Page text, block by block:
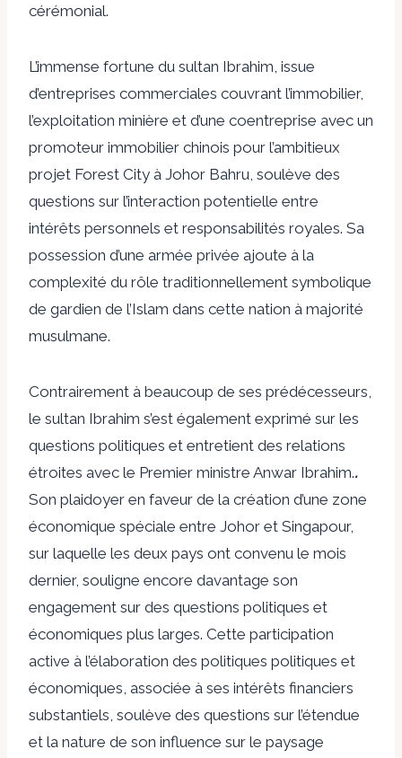
cérémonial.
L’immense fortune du sultan Ibrahim, issue
d’entreprises commerciales couvrant l’immobilier,
l’exploitation minière et d’une coentreprise avec un
promoteur immobilier chinois pour l’ambitieux
projet Forest City à Johor Bahru, soulève des
questions sur l’interaction potentielle entre
intérêts personnels et responsabilités royales. Sa
possession d’une armée privée ajoute à la
complexité du rôle traditionnellement symbolique
de gardien de l’Islam dans cette nation à majorité
musulmane.
Contrairement à beaucoup de ses prédécesseurs,
le sultan Ibrahim s’est également exprimé sur les
questions politiques et entretient des relations
étroites avec le Premier ministre Anwar Ibrahim..
Son plaidoyer en faveur de la création d’une zone
économique spéciale entre Johor et Singapour,
sur laquelle les deux pays ont convenu le mois
dernier, souligne encore davantage son
engagement sur des questions politiques et
économiques plus larges. Cette participation
active à l’élaboration des politiques politiques et
économiques, associée à ses intérêts financiers
substantiels, soulève des questions sur l’étendue
et la nature de son influence sur le paysage